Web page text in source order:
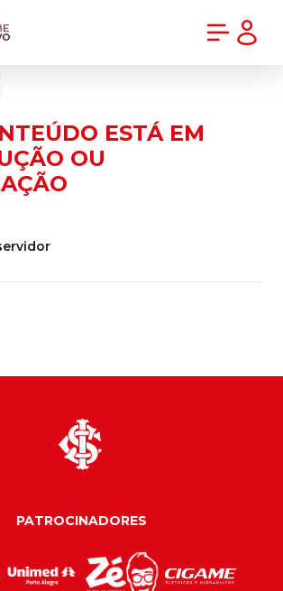
ESTÁ EM
OU
PATROCINADORES